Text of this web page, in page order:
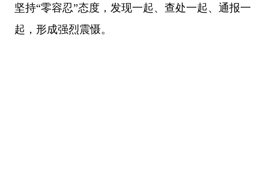
坚持“零容忍”态度，发现一起、查处一起、通报一
起，形成强烈震慑。